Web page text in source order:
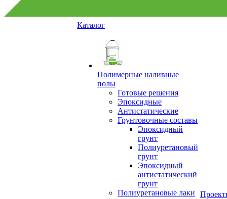
Каталог
Полимерные наливные
полы
Готовые решения
Эпоксидные
Антистатические
Грунтовочные составы
Эпоксидный
грунт
Полиуретановый
грунт
Эпоксидный
антистатический
грунт
Полиуретановые лаки